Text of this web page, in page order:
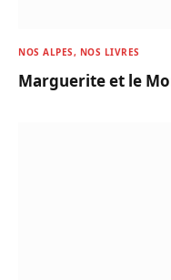
NOS ALPES, NOS LIVRES
Marguerite et le